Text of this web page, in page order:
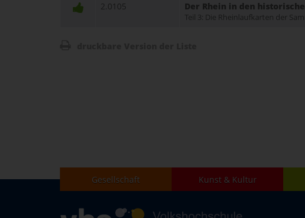
2.0105 Der Rhein in den
Teil 3: Die Rheinlaufkarten der
Gesellschaft Kunst & Kultur